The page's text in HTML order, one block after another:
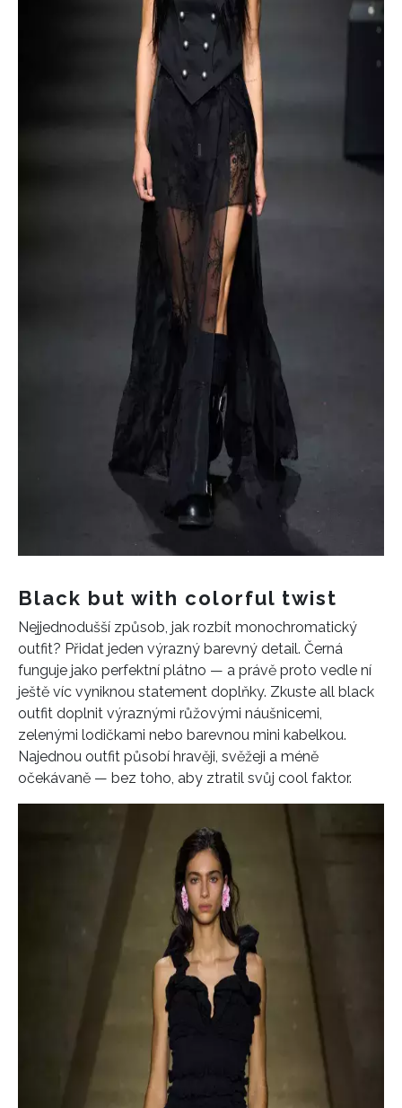
INFORMACE
Black but with colorful twist
Nejjednodušší způsob, jak rozbít monochromatický
outfit? Přidat jeden výrazný barevný detail. Černá
funguje jako perfektní plátno — a právě proto vedle ní
ještě víc vyniknou statement doplňky. Zkuste all black
outfit doplnit výraznými růžovými náušnicemi,
zelenými lodičkami nebo barevnou mini kabelkou.
Najednou outfit působí hravěji, svěžeji a méně
očekávaně — bez toho, aby ztratil svůj cool faktor.